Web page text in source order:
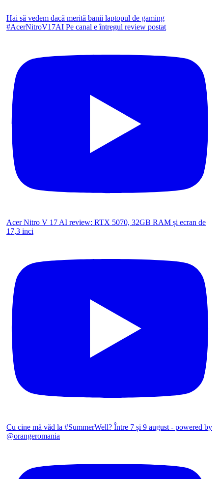
Hai să vedem dacă merită banii laptopul de gaming
#AcerNitroV17AI Pe canal e întregul review postat
Acer Nitro V 17 AI review: RTX 5070, 32GB RAM și ecran de
17,3 inci
Cu cine mă văd la #SummerWell? Între 7 și 9 august - powered by
@orangeromania